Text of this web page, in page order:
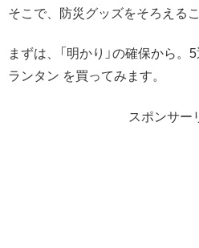
そこで、防災グッズをそろえる
まずは、「明かり」の確保から
ランタン を買ってみます。
スポンサー